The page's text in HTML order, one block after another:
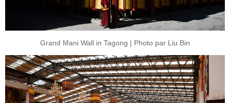
Grand Mani Wall in Tagong | Photo par Liu Bin